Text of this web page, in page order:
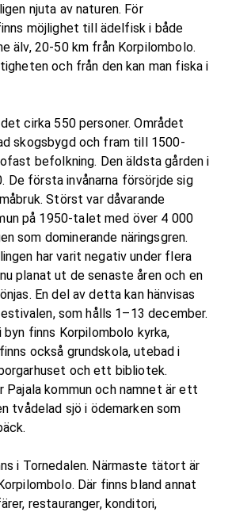
njuta av naturen. För
möjlighet till ädelfisk i både
älv, 20-50 km från Korpilombolo.
och från den kan man fiska i
cirka 550 personer. Området
skogsbygd och fram till 1500-
befolkning. Den äldsta gården i
De första invånarna försörjde sig
Störst var dåvarande
på 1950-talet med över 4 000
som dominerande näringsgren.
har varit negativ under flera
planat ut de senaste åren och en
En del av detta kan hänvisas
som hålls 1–13 december.
finns Korpilombolo kyrka,
också grundskola, utebad i
och ett bibliotek.
Pajala kommun och namnet är ett
tvådelad sjö i ödemarken som
i Tornedalen. Närmaste tätort är
Där finns bland annat
restauranger, konditori,